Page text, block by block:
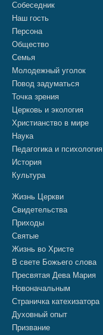
Собеседник
Наш гость
Персона
Общество
Семья
Молодежный уголок
Повод задуматься
Точка зрения
Церковь и экология
Христианство в мире
Наука
Педагогика и психология
История
Культура
Жизнь Церкви
Свидетельства
Приходы
Святые
Жизнь во Христе
В свете Божьего слова
Пресвятая Дева Мария
Новоначальным
Страничка катехизатора
Духовный опыт
Призвание